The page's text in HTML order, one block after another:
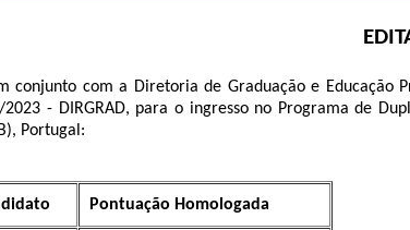
conjunto com a Diretoria de Graduação e Educação
- DIRGRAD, para o ingresso no Programa de
Portugal:
Pontuação Homologada